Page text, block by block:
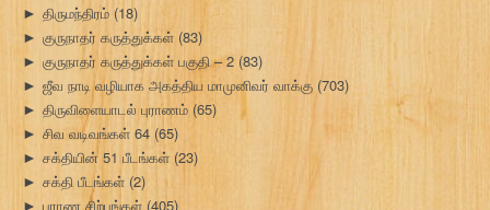
► திருமந்திரம் (18)
► குருநாதர் கருத்துக்கள் (83)
► குருநாதர் கருத்துக்கள் பகுதி – 2 (83)
► ஜீவ நாடி வழியாக அகத்திய மாமுனிவர் வாக்கு (703)
► திருவிளையாடல் புராணம் (65)
► சிவ வடிவங்கள் 64 (65)
► சக்தியின் 51 பீடங்கள் (23)
► சக்தி பீடங்கள் (2)
► புராண சிற்பங்கள் (405)